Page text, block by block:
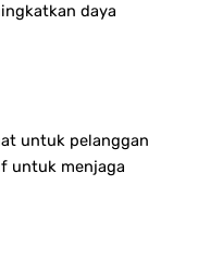
daya
untuk pelanggan
untuk menjaga